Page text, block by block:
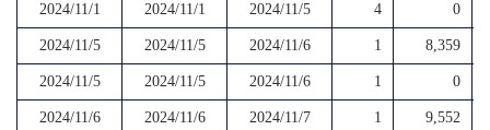
2024/11/1 2024/11/1 2024/11/5 4 0
2024/11/5 2024/11/5 2024/11/6 1 8,359
2024/11/5 2024/11/5 2024/11/6 1 0
2024/11/6 2024/11/6 2024/11/7 1 9,552